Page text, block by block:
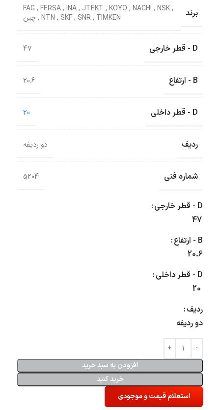
برند FAG , FERSA, INA, JTEKT , KOYO , NACHI , NSK,
NTN , SKF, SNR, TIMKEN
,چین
D - قطر خارجی 47
B - ارتفاع 20.6
D - قطر داخلی 20
ردیف دو ردیفه
شماره فنی 5204
D - قطر خارجی
47
B - ارتفاع
20.6
D - قطر داخلی
20
ردیف
دو ردیفه
افزودن به سبد خرید
خرید کنید
استعلام قیمت و موجودی